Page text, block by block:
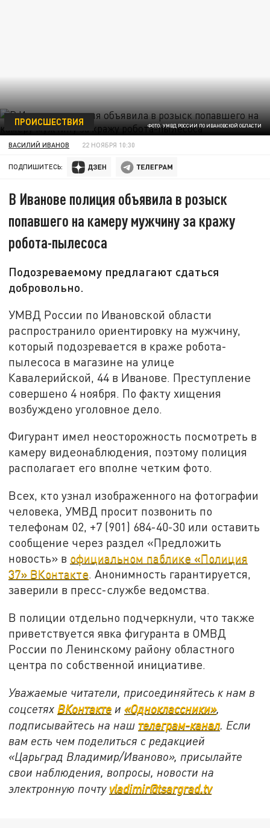
ФОТО: УМВД РОССИИ ПО ИВАНОВСКОЙ ОБЛАСТИ
ПРОИСШЕСТВИЯ
ВАСИЛИЙ ИВАНОВ 22 НОЯБРЯ 10:30
ПОДПИШИТЕСЬ:
В Иванове полиция объявила в розыск
попавшего на камеру мужчину за кражу
робота-пылесоса
Подозреваемому предлагают сдаться
добровольно.
УМВД России по Ивановской области
распространило ориентировку на мужчину,
который подозревается в краже робота-
пылесоса в магазине на улице
Кавалерийской, 44 в Иванове. Преступление
совершено 4 ноября. По факту хищения
возбуждено уголовное дело.
Фигурант имел неосторожность посмотреть в
камеру видеонаблюдения, поэтому полиция
располагает его вполне четким фото.
Всех, кто узнал изображенного на фотографии
человека, УМВД просит позвонить по
телефонам 02, +7 (901) 684-40-30 или оставить
сообщение через раздел «Предложить
новость» в официальном паблике «Полиция
37» ВКонтакте. Анонимность гарантируется,
заверили в пресс-службе ведомства.
В полиции отдельно подчеркнули, что также
приветствуется явка фигуранта в ОМВД
России по Ленинскому району областного
центра по собственной инициативе.
Уважаемые читатели, присоединяйтесь к нам в
соцсетях ВКонтакте и«Одноклассники»,
подписывайтесь на наш телеграм-канал. Если
вам есть чем поделиться с редакцией
«Царьград Владимир/Иваново», присылайте
свои наблюдения, вопросы, новости на
электронную почту vladimir@tsargrad.tv